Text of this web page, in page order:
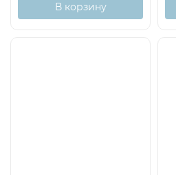
В корзину